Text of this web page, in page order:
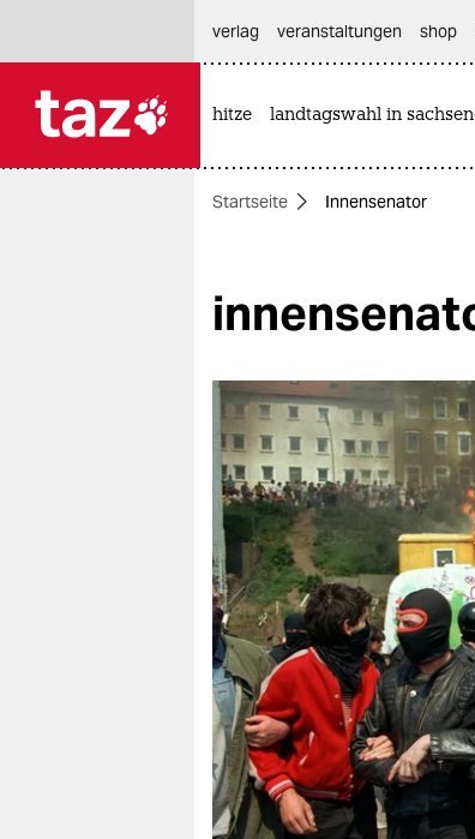
themen
öko
gesellschaft
kultur
sport
berlin
nord
wahrheit
verlag
verlag
veranstaltungen
verlag
veranstaltungen shop
hitze landtagswahl in
Startseite Innensenator